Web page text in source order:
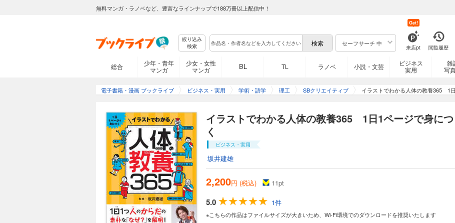
無料マンガ・ラノベなど、豊富なラインナップで188万冊以上配信中！
絞り込み
検索
セーフサーチ 中
来店pt
Get!
閲覧履歴
総合
少年・青年
マンガ
少女・女性
マンガ
BL TL ラノベ 小説・文芸
ビジネス
実用
雑
写
電子書籍・漫画 ブックライブ ビジネス・実用 学術・語学 理工 SBクリエイティブ イラストでわかる人体の教養365 1
イラストでわかる人体の教養365 1日1ページで身につ
く
ビジネス・実用
坂井建雄
2,200円 (税込) 11pt
5.0 1件
※こちらの作品はファイルサイズが大きいため、Wi-Fi環境でのダウンロードを推奨いたします